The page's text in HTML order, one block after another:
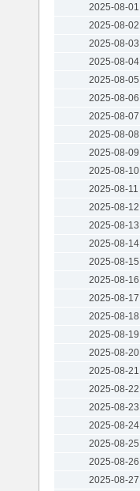
2025-08-01
2025-08-02
2025-08-03
2025-08-04
2025-08-05
2025-08-06
2025-08-07
2025-08-08
2025-08-09
2025-08-10
2025-08-11
2025-08-12
2025-08-13
2025-08-14
2025-08-15
2025-08-16
2025-08-17
2025-08-18
2025-08-19
2025-08-20
2025-08-21
2025-08-22
2025-08-23
2025-08-24
2025-08-25
2025-08-26
2025-08-27